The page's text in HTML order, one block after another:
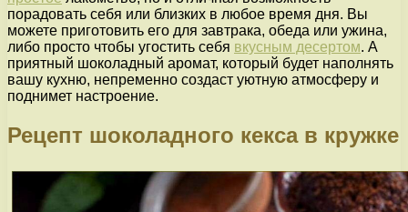
порадовать себя или близких в любое время дня. Вы
можете приготовить его для завтрака, обеда или ужина,
либо просто чтобы угостить себя вкусным десертом. А
приятный шоколадный аромат, который будет наполнять
вашу кухню, непременно создаст уютную атмосферу и
поднимет настроение.
Рецепт шоколадного кекса в кружке